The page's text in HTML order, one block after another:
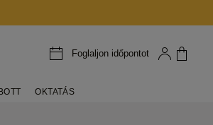
Foglaljon időpontot
OKTATÁS